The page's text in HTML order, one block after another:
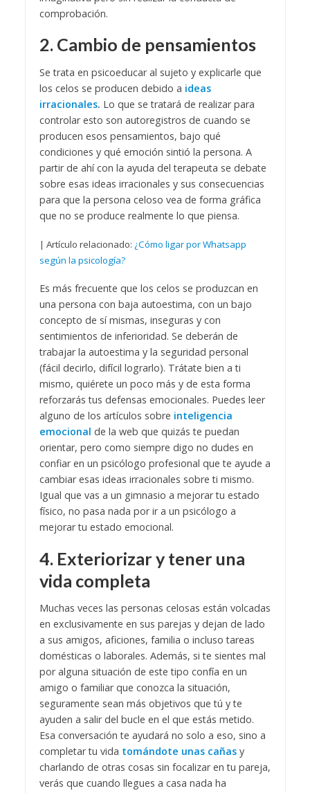
comprobación.
2. Cambio de pensamientos
Se trata en psicoeducar al sujeto y explicarle que
los celos se producen debido a ideas
irracionales. Lo que se tratará de realizar para
controlar esto son autoregistros de cuando se
producen esos pensamientos, bajo qué
condiciones y qué emoción sintió la persona. A
partir de ahí con la ayuda del terapeuta se debate
sobre esas ideas irracionales y sus consecuencias
para que la persona celoso vea de forma gráfica
que no se produce realmente lo que piensa.
| Artículo relacionado: ¿Cómo ligar por Whatsapp
según la psicología?
Es más frecuente que los celos se produzcan en
una persona con baja autoestima, con un bajo
concepto de sí mismas, inseguras y con
sentimientos de inferioridad. Se deberán de
trabajar la autoestima y la seguridad personal
(fácil decirlo, difícil lograrlo). Trátate bien a ti
mismo, quiérete un poco más y de esta forma
reforzarás tus defensas emocionales. Puedes leer
alguno de los artículos sobre inteligencia
emocional de la web que quizás te puedan
orientar, pero como siempre digo no dudes en
confiar en un psicólogo profesional que te ayude a
cambiar esas ideas irracionales sobre ti mismo.
Igual que vas a un gimnasio a mejorar tu estado
físico, no pasa nada por ir a un psicólogo a
mejorar tu estado emocional.
4. Exteriorizar y tener una
vida completa
Muchas veces las personas celosas están volcadas
en exclusivamente en sus parejas y dejan de lado
a sus amigos, aficiones, familia o incluso tareas
domésticas o laborales. Además, si te sientes mal
por alguna situación de este tipo confía en un
amigo o familiar que conozca la situación,
seguramente sean más objetivos que tú y te
ayuden a salir del bucle en el que estás metido.
Esa conversación te ayudará no solo a eso, sino a
completar tu vida tomándote unas cañasy
charlando de otras cosas sin focalizar en tu pareja,
verás que cuando llegues a casa nada ha